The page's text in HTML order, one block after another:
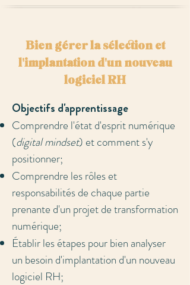
Bien gérer la sélection et
l'implantation d'un nouveau
logiciel RH
​Objectifs d'apprentissage
Comprendre l'état d'esprit numérique
(digital mindset) et comment s'y
positionner;
Comprendre les rôles et
responsabilités de chaque partie
prenante d'un projet de transformation
numérique;
Établir les étapes pour bien analyser
un besoin d'implantation d'un nouveau
logiciel RH;